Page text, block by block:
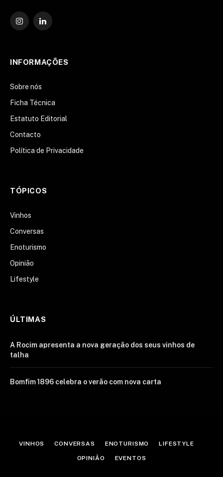
Instagram
O
INFORMAÇÕES
Sobre nós
Ficha Técnica
Estatuto Editorial
Contacto
Política de Privacidade
TÓPICOS
Vinhos
Conversas
Enoturismo
Opinião
Lifestyle
ÚLTIMAS
A Rocim apresenta a nova geração dos seus vinhos de
talha
Bomfim 1896 celebra o verão com nova carta
VINHOS CONVERSAS ENOTURISMO LIFESTYLE
OPINIÃO EVENTOS